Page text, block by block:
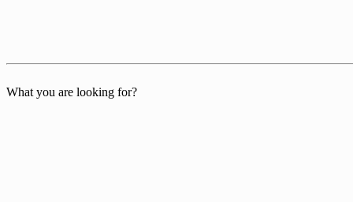
What you are looking for?